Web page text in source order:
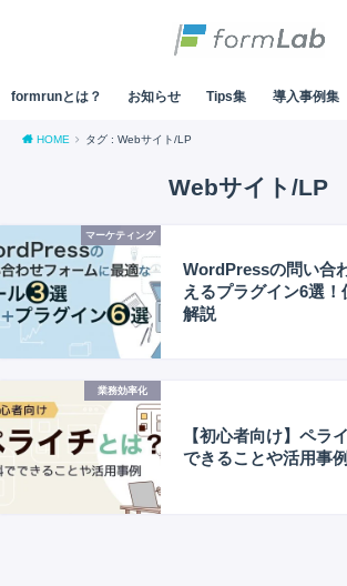
formrunとは？ お知らせ Tips集 導入事例集
HOME タグ : Webサイト/LP
Webサイト/LP
マーケティング
WordPressの問い合
えるプラグイン6選
解説
業務効率化
【初心者向け】ペラ
できることや活用事例